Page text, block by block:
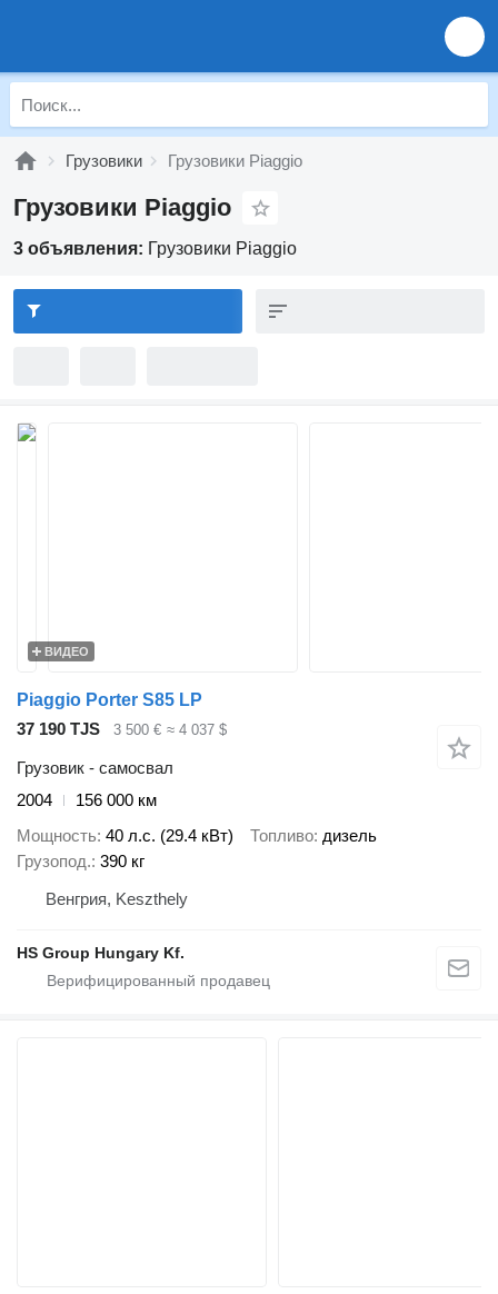
Грузовики Грузовики Piaggio
Грузовики Piaggio
3 объявления: Грузовики Piaggio
ВИДЕО
Piaggio Porter S85 LP
37 190 TJS
3 500 € ≈ 4 037 $
Грузовик - самосвал
2004
156 000 км
Мощность 40 л.с. (29.4 кВт) Топливо дизель
Грузопод. 390 кг
Венгрия, Keszthely
HS Group Hungary Kf.